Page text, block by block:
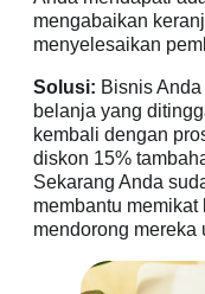
mengabaikan
menyelesaikan
Solusi: Bisnis
belanja yang
kembali dengan
diskon 15%
Sekarang Anda
membantu
mendorong mereka